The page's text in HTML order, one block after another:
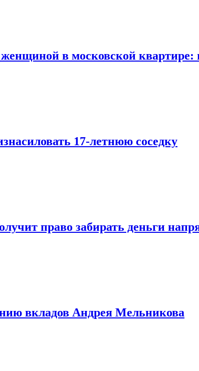
в московской квартире:
17-летнюю соседку
право забирать деньги
вкладов Андрея Мельникова